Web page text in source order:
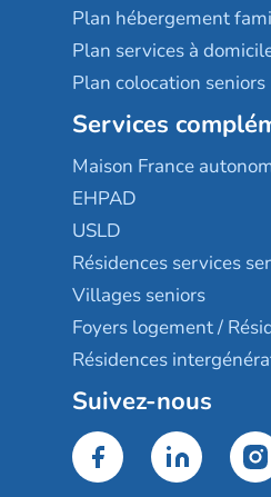
Plan hébergement
Plan services à
Plan colocation seniors
Services
Maison France
EHPAD
USLD
Résidences services
Villages seniors
Foyers logement /
Résidences
Suivez-nous